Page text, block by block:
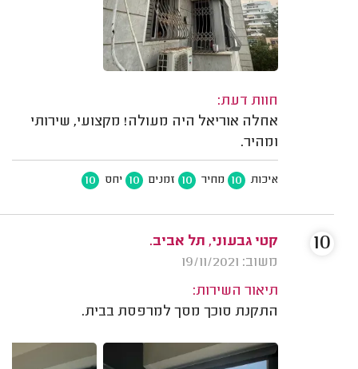
חוות דעת:
אחלה אוריאל היה מעולה! מקצועי, שירותי
ומהיר.
איכות 10 מחיר 10 זמנים 10 יחס 10
קטי גבעוני, תל אביב.
משוב: 19/11/2021
תיאור השירות:
התקנת סוכך מסך למרפסת בבית.
10